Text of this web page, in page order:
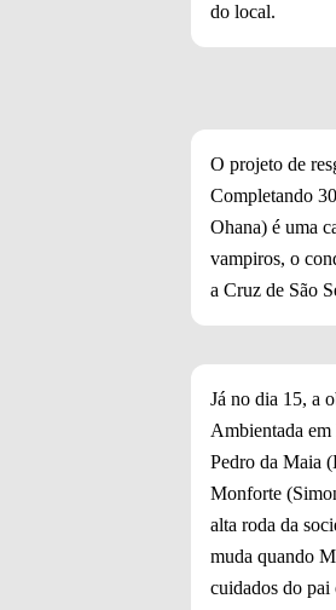
do local.
O projeto de
Completando
Ohana) é uma
vampiros, o
a Cruz de São
Já no dia 15, a
Ambientada
Pedro da Maia
Monforte
alta roda da
muda quando
cuidados do pai